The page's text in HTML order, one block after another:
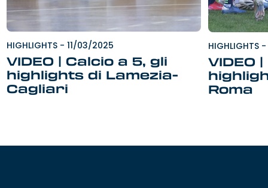
HIGHLIGHTS - 11/03/2025
VIDEO | Calcio a 5, gli
highlights di Lamezia-
Cagliari
HIGHLIGHTS -
VIDEO
Roma